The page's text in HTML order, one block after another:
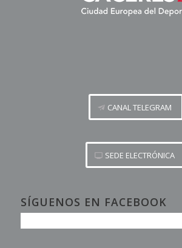
CANAL TELEGRAM
SEDE ELECTRÓNICA
SÍGUENOS EN FACEBOOK